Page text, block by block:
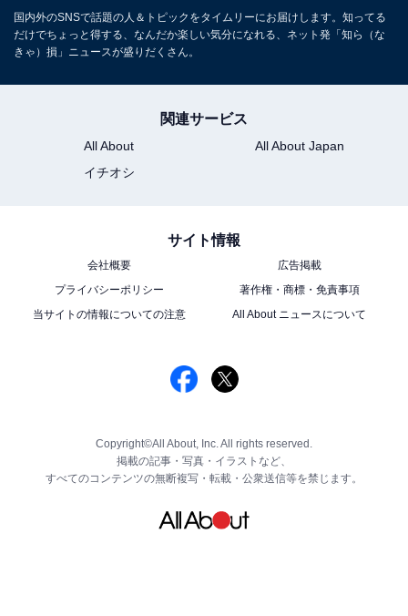
国内外のSNSで話題の人＆トピックをタイムリーにお届けします。知ってる
だけでちょっと得する、なんだか楽しい気分になれる、ネット発「知ら（な
きゃ）損」ニュースが盛りだくさん。
関連サービス
All About
All About Japan
イチオシ
サイト情報
会社概要
広告掲載
プライバシーポリシー
著作権・商標・免責事項
当サイトの情報についての注意
All About ニュースについて
Copyright©All About, Inc. All rights reserved.
掲載の記事・写真・イラストなど、
すべてのコンテンツの無断複写・転載・公衆送信等を禁じます。